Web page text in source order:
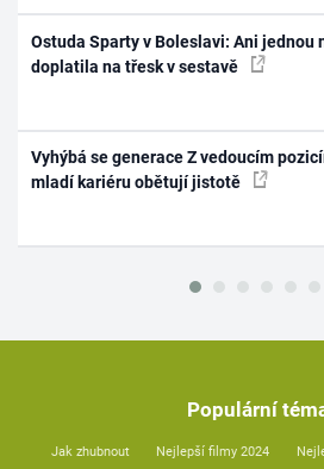
Ostuda Sparty v Boleslavi: Ani jednou
doplatila na třesk v sestavě
Vyhýbá se generace Z vedoucím
mladí kariéru obětují jistotě
Populární
Jak zhubnout Nejlepší filmy 2024